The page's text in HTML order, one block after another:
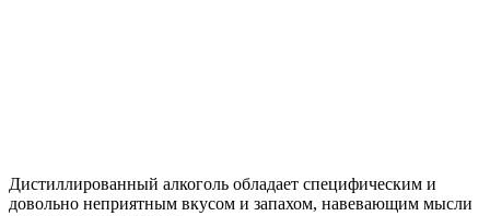
Дистиллированный алкоголь обладает специфическим и
довольно неприятным вкусом и запахом, навевающим мысли